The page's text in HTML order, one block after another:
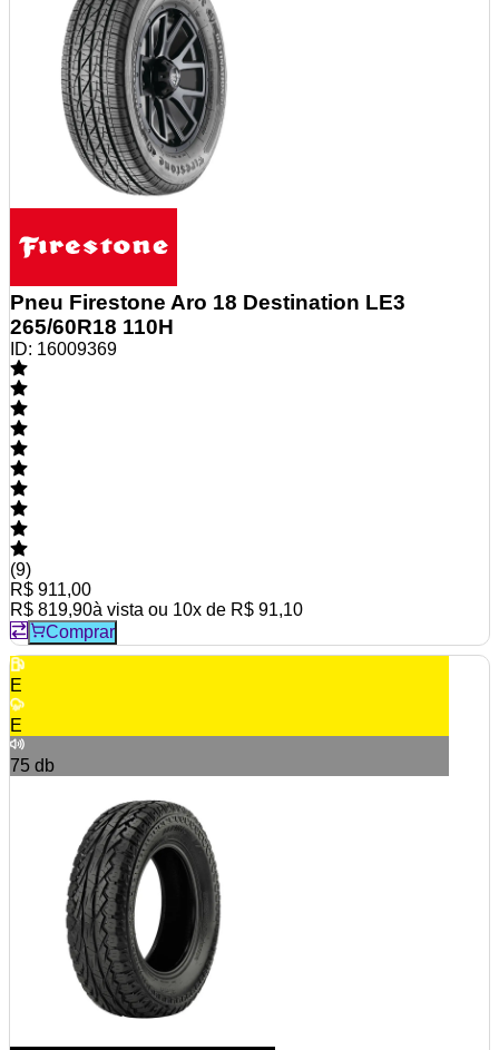
Pneu Firestone Aro 18 Destination LE3
265/60R18 110H
ID: 16009369
(9)
R$ 911,00
R$ 819,90à vista ou 10x de R$ 91,10
Comprar
E
E
75 db